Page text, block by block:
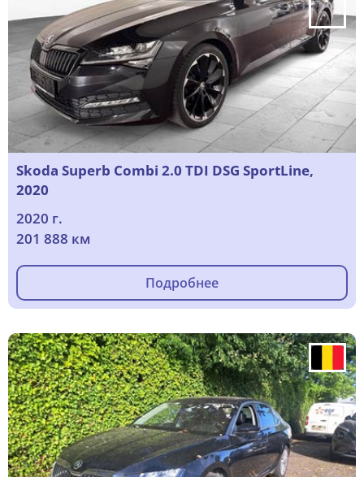
Skoda Superb Combi 2.0 TDI DSG SportLine,
2020
2020 г.
201 888 км
Подробнее